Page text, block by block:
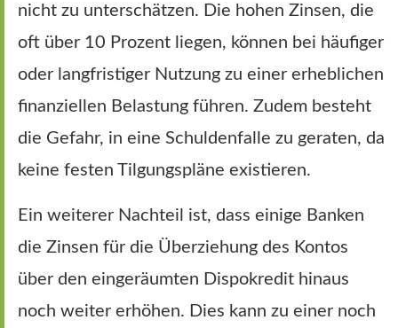
nicht zu unterschätzen. Die hohen Zinsen, die
oft über 10 Prozent liegen, können bei häufiger
oder langfristiger Nutzung zu einer erheblichen
finanziellen Belastung führen. Zudem besteht
die Gefahr, in eine Schuldenfalle zu geraten, da
keine festen Tilgungspläne existieren.
Ein weiterer Nachteil ist, dass einige Banken
die Zinsen für die Überziehung des Kontos
über den eingeräumten Dispokredit hinaus
noch weiter erhöhen. Dies kann zu einer noch